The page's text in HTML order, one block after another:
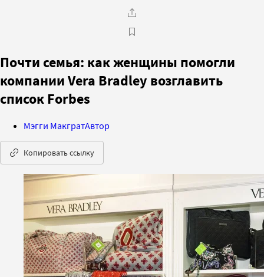
Почти семья: как женщины помогли
компании Vera Bradley возглавить
список Forbes
Мэгги МакгратАвтор
Копировать ссылку